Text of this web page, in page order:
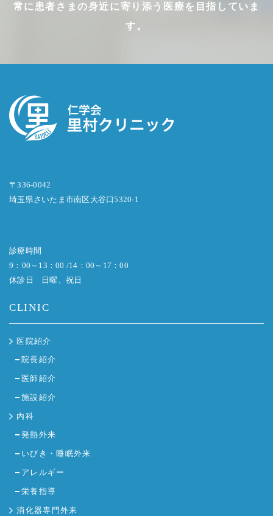
常に患者さまの身近に寄り添う医療を目指していま
す。
〒336-0042
埼玉県さいたま市南区大谷口5320-1
診療時間
9：00～13：00 /14：00～17：00
休診日 日曜、祝日
CLINIC
医院紹介
院長紹介
医師紹介
施設紹介
内科
発熱外来
いびき・睡眠外来
アレルギー
栄養指導
消化器専門外来